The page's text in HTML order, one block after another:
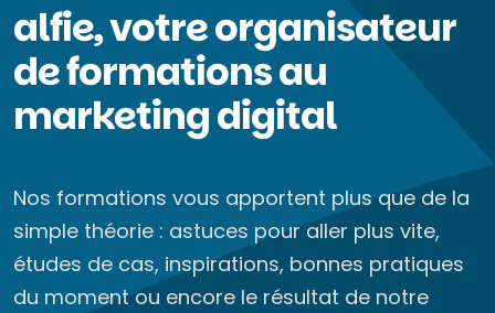
alfie, votre organisateur
de formations au
marketing digital
Nos formations vous apportent plus que de la
simple théorie : astuces pour aller plus vite,
études de cas, inspirations, bonnes pratiques
du moment ou encore le résultat de notre